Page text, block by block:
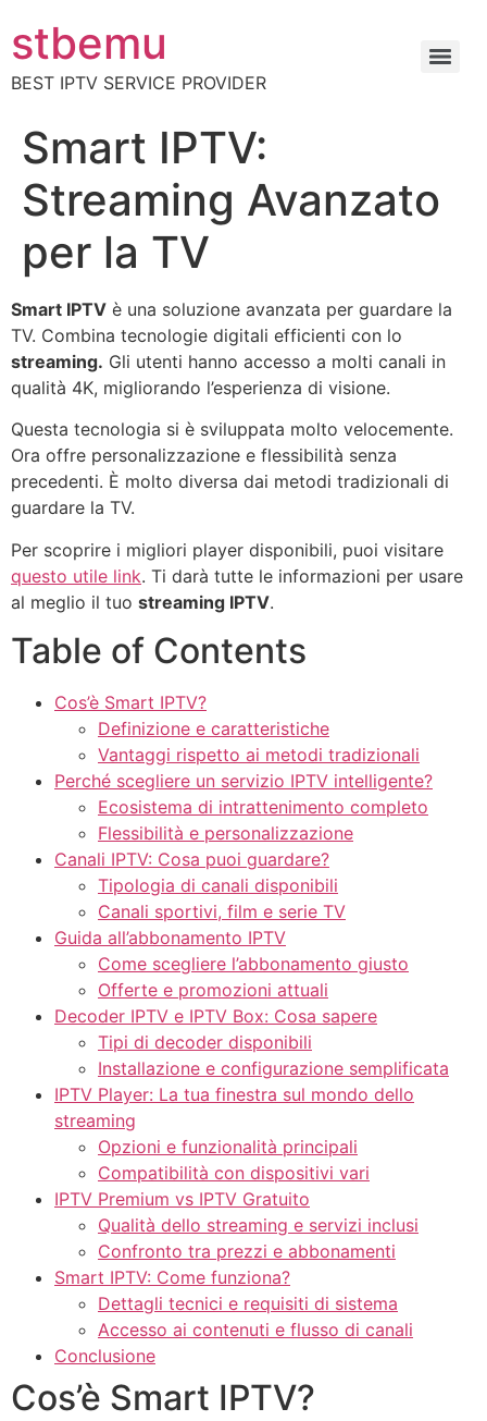
stbemu
BEST IPTV SERVICE PROVIDER
Smart IPTV:
Streaming Avanzato
per la TV
Smart IPTV è una soluzione avanzata per guardare la
TV. Combina tecnologie digitali efficienti con lo
streaming. Gli utenti hanno accesso a molti canali in
qualità 4K, migliorando l’esperienza di visione.
Questa tecnologia si è sviluppata molto velocemente.
Ora offre personalizzazione e flessibilità senza
precedenti. È molto diversa dai metodi tradizionali di
guardare la TV.
Per scoprire i migliori player disponibili, puoi visitare
questo utile link. Ti darà tutte le informazioni per usare
al meglio il tuo streaming IPTV.
Table of Contents
Cos’è Smart IPTV?
Definizione e caratteristiche
Vantaggi rispetto ai metodi tradizionali
Perché scegliere un servizio IPTV intelligente?
Ecosistema di intrattenimento completo
Flessibilità e personalizzazione
Canali IPTV: Cosa puoi guardare?
Tipologia di canali disponibili
Canali sportivi, film e serie TV
Guida all’abbonamento IPTV
Come scegliere l’abbonamento giusto
Offerte e promozioni attuali
Decoder IPTV e IPTV Box: Cosa sapere
Tipi di decoder disponibili
Installazione e configurazione semplificata
IPTV Player: La tua finestra sul mondo dello
streaming
Opzioni e funzionalità principali
Compatibilità con dispositivi vari
IPTV Premium vs IPTV Gratuito
Qualità dello streaming e servizi inclusi
Confronto tra prezzi e abbonamenti
Smart IPTV: Come funziona?
Dettagli tecnici e requisiti di sistema
Accesso ai contenuti e flusso di canali
Conclusione
Cos’è Smart IPTV?